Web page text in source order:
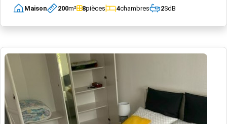
Maison 200m² 8pièces 4chambres 2SdB